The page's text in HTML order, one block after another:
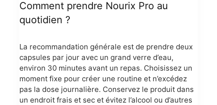
Comment prendre Nourix Pro au
quotidien ?
La recommandation générale est de prendre deux
capsules par jour avec un grand verre d’eau,
environ 30 minutes avant un repas. Choisissez un
moment fixe pour créer une routine et n’excédez
pas la dose journalière. Conservez le produit dans
un endroit frais et sec et évitez l’alcool ou d’autres